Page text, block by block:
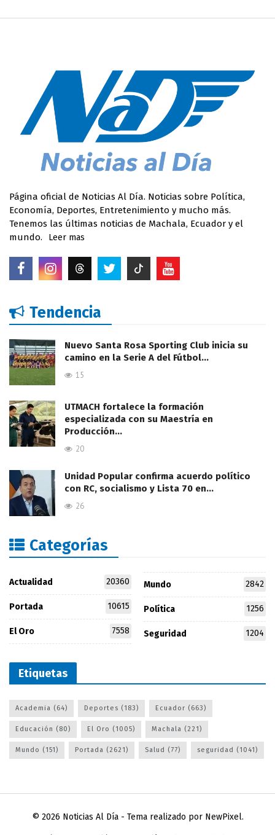
Página oficial de Noticias Al Día. Noticias sobre Política,
Economía, Deportes, Entretenimiento y mucho más.
Tenemos las últimas noticias de Machala, Ecuador y el
mundo.
Leer mas
Tendencia
Nuevo Santa Rosa Sporting Club inicia su
camino en la Serie A del Fútbol…
15
UTMACH fortalece la formación
especializada con su Maestría en
Producción…
20
Unidad Popular confirma acuerdo político
con RC, socialismo y Lista 70 en…
26
Categorías
Actualidad 20360
Portada 10615
El Oro 7558
Mundo 2842
Política 1256
Seguridad 1204
Etiquetas
Academia (64) Deportes (183) Ecuador (663)
Educación (80) El Oro (1005) Machala (221)
Mundo (151) Portada (2621) Salud (77) seguridad (1041)
© 2026 Noticias Al Día- Tema realizado por NewPixel.